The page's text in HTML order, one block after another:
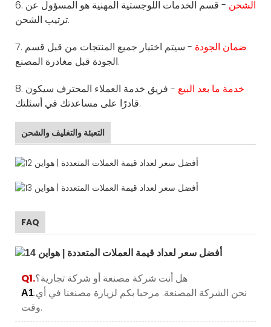
6.
الشحن - قسم الخدمات اللوجستية المهنية هو المسؤول عن
ترتيب الشحن.
7.
ضمان الجودة - سيتم اختبار جميع المنتجات من قبل قسم
الجودة قبل مغادرة المصنع.
8.
خدمة ما بعد البيع - فريق خدمة العملاء المحترف سيكون
قادرًا على مساعدتك في أسئلتك.
التعبئة والتغليف والشحن
FAQ
Q1.هل أنت شركة مصنعة أو شركة تجارية؟
A1.نحن الشركة المصنعة. مرحبا بكم لزيارة مصنعنا في أي
وقت.